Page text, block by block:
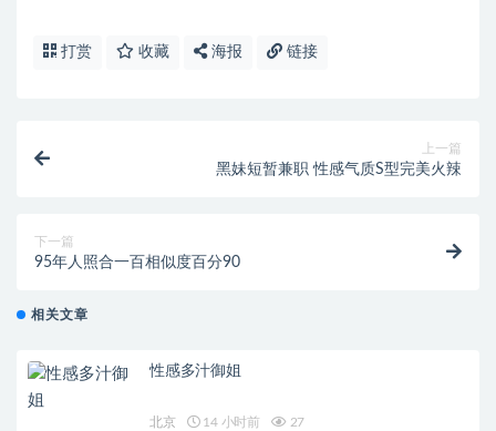
打赏 收藏 海报 链接
上一篇
黑妹短暂兼职 性感气质S型完美火辣
下一篇
95年人照合一百相似度百分90
相关文章
性感多汁御姐
北京 14 小时前 27